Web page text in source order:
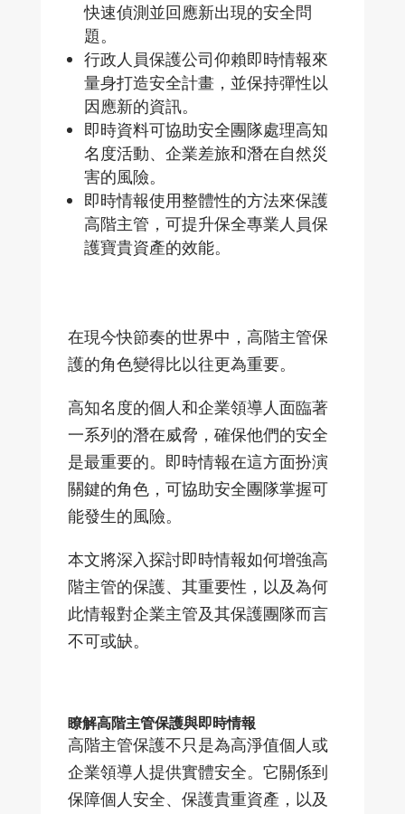
快速偵測並回應新出現的安全問
題。
行政人員保護公司仰賴即時情報來
量身打造安全計畫，並保持彈性以
因應新的資訊。
即時資料可協助安全團隊處理高知
名度活動、企業差旅和潛在自然災
害的風險。
即時情報使用整體性的方法來保護
高階主管，可提升保全專業人員保
護寶貴資產的效能。
在現今快節奏的世界中，高階主管保
護的角色變得比以往更為重要。
高知名度的個人和企業領導人面臨著
一系列的潛在威脅，確保他們的安全
是最重要的。即時情報在這方面扮演
關鍵的角色，可協助安全團隊掌握可
能發生的風險。
本文將深入探討即時情報如何增強高
階主管的保護、其重要性，以及為何
此情報對企業主管及其保護團隊而言
不可或缺。
瞭解高階主管保護與即時情報
高階主管保護不只是為高淨值個人或
企業領導人提供實體安全。它關係到
保障個人安全、保護貴重資產，以及